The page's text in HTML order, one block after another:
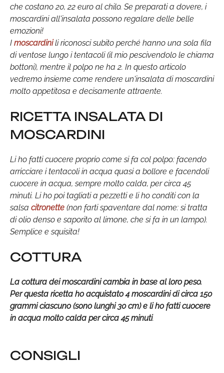
che costano 20, 22 euro al chilo. Se preparati a dovere, i
moscardini all'insalata possono regalare delle belle
emozioni!
I moscardinili riconosci subito perché hanno una sola fila
di ventose lungo i tentacoli (il mio pescivendolo le chiama
bottoni), mentre il polpo ne ha 2. In questo articolo
vedremo insieme come rendere un'insalata di moscardini
molto appetitosa e decisamente attraente.
RICETTA INSALATA DI
MOSCARDINI
Li ho fatti cuocere proprio come si fa col polpo: facendo
arricciare i tentacoli in acqua quasi a bollore e facendoli
cuocere in acqua, sempre molto calda, per circa 45
minuti. Li ho poi tagliati a pezzetti e li ho conditi con la
salsa citronette (non farti spaventare dal nome: si tratta
di olio denso e saporito al limone, che si fa in un lampo).
Semplice e squisita!
COTTURA
La cottura dei moscardini cambia in base al loro peso.
Per questa ricetta ho acquistato 4 moscardini di circa 150
grammi ciascuno (sono lunghi 30 cm) e li ho fatti cuocere
in acqua molto calda per circa 45 minuti.
CONSIGLI